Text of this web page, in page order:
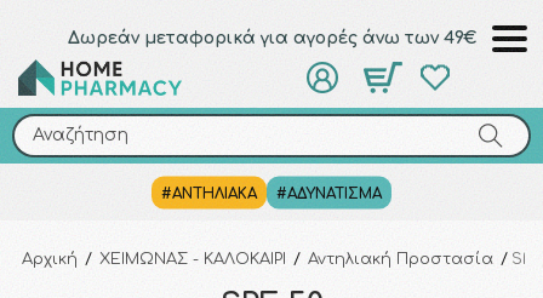
Δωρεάν μεταφορικά για αγορές άνω των 49€
Αναζήτηση
#ΑΝΤΗΛΙΑΚΑ #ΑΔΥΝΑΤΙΣΜΑ
Αναζήτηση
Αρχική / ΧΕΙΜΩΝΑΣ - ΚΑΛΟΚΑΙΡΙ / Αντηλιακή Προστασία /